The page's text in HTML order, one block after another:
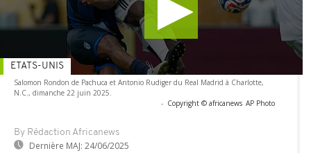
Salomon Rondon de Pachuca et Antonio Rudiger du Real Madrid à Charlotte,
N.C., dimanche 22 juin 2025.
- Copyright © africanews AP Photo
By Rédaction Africanews
Dernière MAJ: 24/06/2025
ETATS-UNIS